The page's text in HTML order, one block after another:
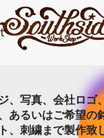
、写真、会社ロゴ
あるいはご希望の
、刺繍まで製作致